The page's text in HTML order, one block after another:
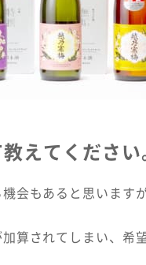
えてください
会もあると思います
算されてしまい、希